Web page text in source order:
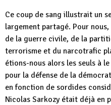
Ce coup de sang illustrait un
largement partagé. Pour
de la guerre civile, de la
terrorisme et du narcotrafic
étions-nous alors les seuls à
pour la défense de la
en fonction de sordides
Nicolas Sarkozy était déjà en